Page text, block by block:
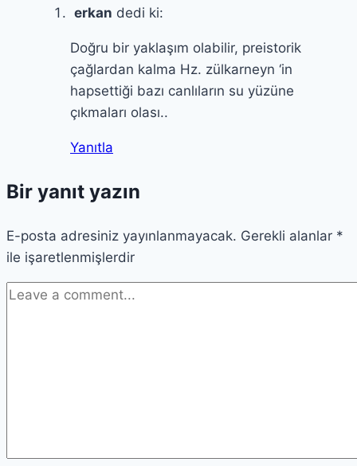
erkan dedi ki:
Doğru bir yaklaşım olabilir, preistorik
çağlardan kalma Hz. zülkarneyn ‘in
hapsettiği bazı canlıların su yüzüne
çıkmaları olası..
Yanıtla
Bir yanıt yazın
E-posta adresiniz yayınlanmayacak. Gerekli alanlar *
ile işaretlenmişlerdir